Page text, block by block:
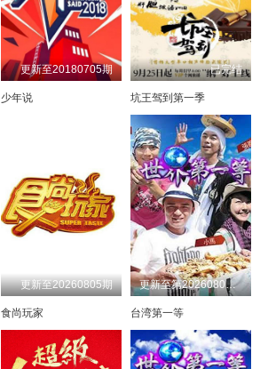
更新至20180705期
少年说
已完结
坑王驾到第一季
更新至20260805期
食尚玩家
更新至第20260802期
台湾第一等